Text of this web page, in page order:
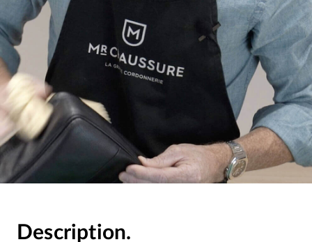
Description.